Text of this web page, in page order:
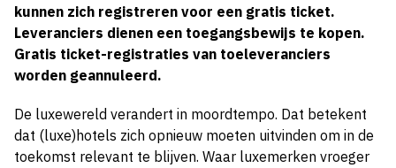
kunnen zich registreren voor een gratis ticket.
Leveranciers dienen een toegangsbewijs te kopen.
Gratis ticket-registraties van toeleveranciers
worden geannuleerd.
De luxewereld verandert in moordtempo. Dat betekent
dat (luxe)hotels zich opnieuw moeten uitvinden om in de
toekomst relevant te blijven. Waar luxemerken vroeger